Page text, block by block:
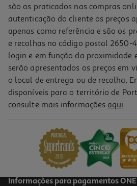
são os praticados nas compras
autenticação do cliente os preços
apenas como referência e são os
e recolhas no código postal 2650-
login e em função da proximidade
serão apresentados os preços em
o local de entrega ou de recolha.
disponíveis para o território de
consulte mais informações aqui.
Informações para pagamentos